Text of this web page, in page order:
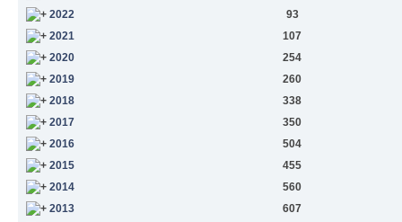
2022
93
2021
107
2020
254
2019
260
2018
338
2017
350
2016
504
2015
455
2014
560
2013
607